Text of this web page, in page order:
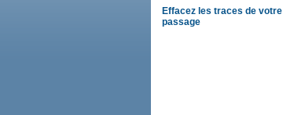
Effacezlestracesdevotre
passage